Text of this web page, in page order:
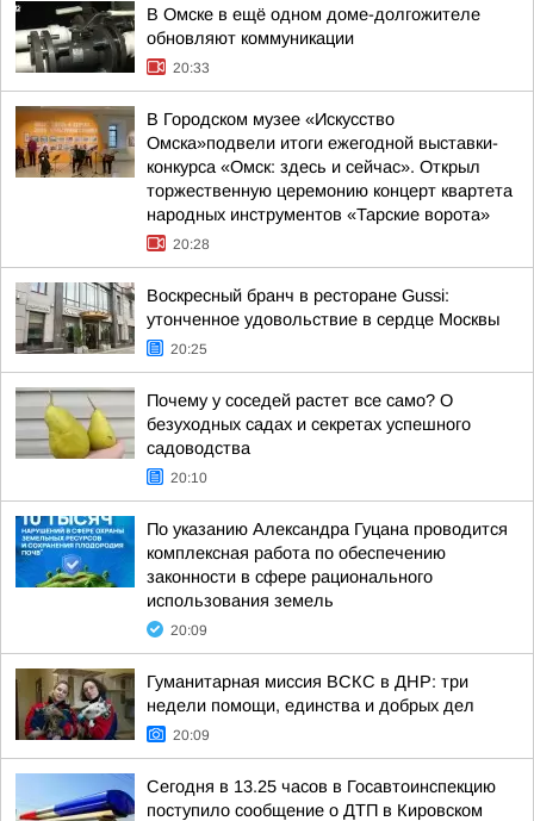
В Омске в ещё одном доме-долгожителе
обновляют коммуникации
20:33
В Городском музее «Искусство
Омска»подвели итоги ежегодной выставки-
конкурса «Омск: здесь и сейчас». Открыл
торжественную церемонию концерт квартета
народных инструментов «Тарские ворота»
20:28
Воскресный бранч в ресторане Gussi:
утонченное удовольствие в сердце Москвы
20:25
Почему у соседей растет все само? О
безуходных садах и секретах успешного
садоводства
20:10
По указанию Александра Гуцана проводится
комплексная работа по обеспечению
законности в сфере рационального
использования земель
20:09
Гуманитарная миссия ВСКС в ДНР: три
недели помощи, единства и добрых дел
20:09
Сегодня в 13.25 часов в Госавтоинспекцию
поступило сообщение о ДТП в Кировском